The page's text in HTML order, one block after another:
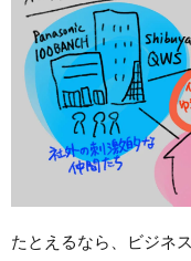
たとえるなら、ビジネ